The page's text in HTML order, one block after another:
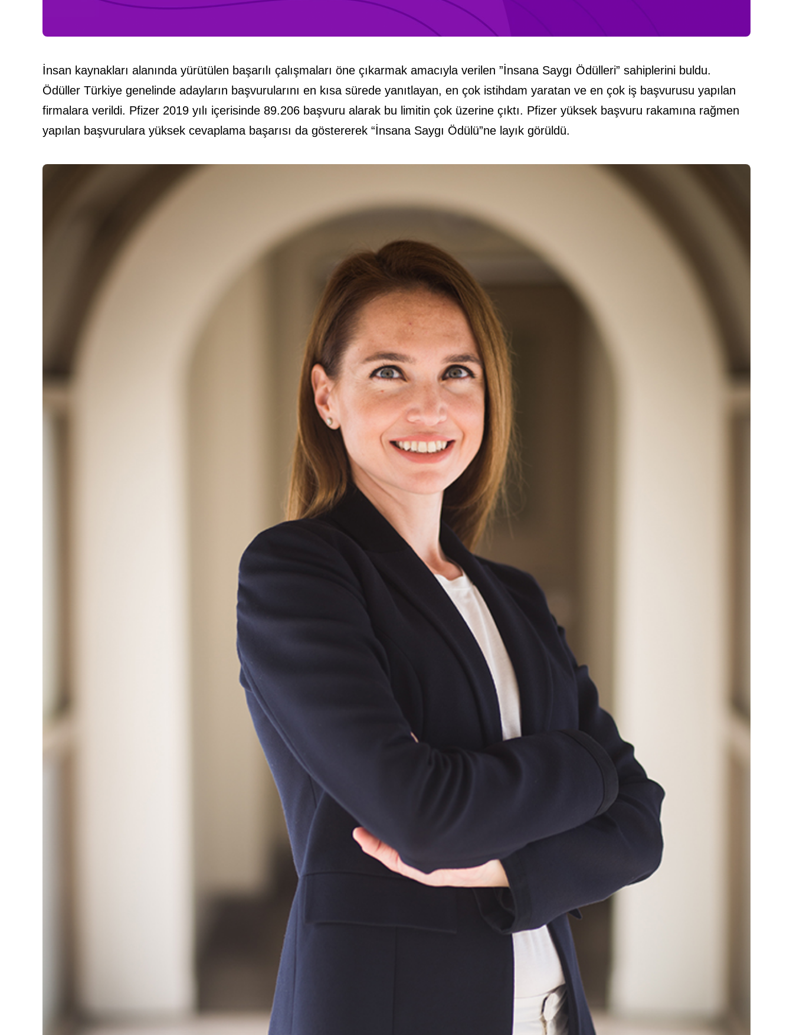
İnsan kaynakları alanında yürütülen başarılı çalışmaları öne çıkarmak amacıyla verilen ”İnsana Saygı Ödülleri” sahiplerini buldu.
Ödüller Türkiye genelinde adayların başvurularını en kısa sürede yanıtlayan, en çok istihdam yaratan ve en çok iş başvurusu yapılan
firmalara verildi. Pfizer 2019 yılı içerisinde 89.206 başvuru alarak bu limitin çok üzerine çıktı. Pfizer yüksek başvuru rakamına rağmen
yapılan başvurulara yüksek cevaplama başarısı da göstererek “İnsana Saygı Ödülü”ne layık görüldü.